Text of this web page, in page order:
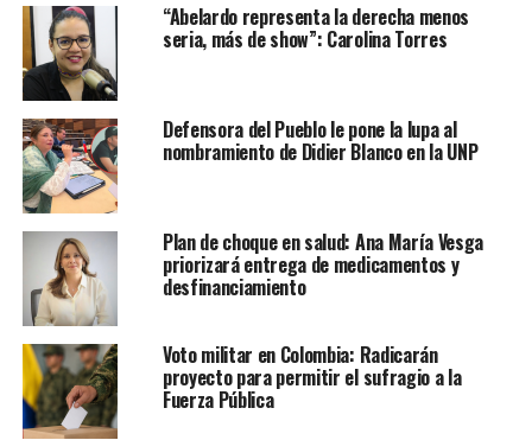
“Abelardo representa la derecha menos
seria, más de show”: Carolina Torres
Defensora del Pueblo le pone la lupa al
nombramiento de Didier Blanco en la UNP
Plan de choque en salud: Ana María Vesga
priorizará entrega de medicamentos y
desfinanciamiento
Voto militar en Colombia: Radicarán
proyecto para permitir el sufragio a la
Fuerza Pública